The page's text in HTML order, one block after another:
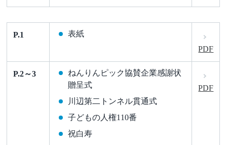
P.1
表紙
PDF
P.2～3
ねんりんピック協賛企業感謝状
贈呈式
川辺第二トンネル貫通式
子どもの人権110番
祝白寿
PDF